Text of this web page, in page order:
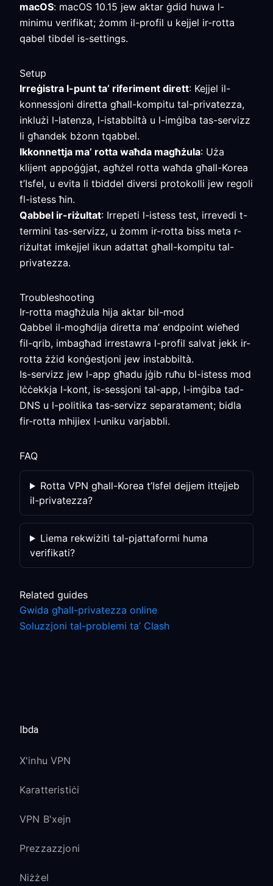
macOS: macOS 10.15 jew aktar ġdid huwa l-
minimu verifikat; żomm il-profil u kejjel ir-rotta
qabel tibdel is-settings.
Setup
Irreġistra l-punt ta’ riferiment dirett: Kejjel il-
konnessjoni diretta għall-kompitu tal-privatezza,
inklużi l-latenza, l-istabbiltà u l-imġiba tas-servizz
li għandek bżonn tqabbel.
Ikkonnettja ma’ rotta waħda magħżula: Uża
klijent appoġġjat, agħżel rotta waħda għall-Korea
t’Isfel, u evita li tbiddel diversi protokolli jew regoli
fl-istess ħin.
Qabbel ir-riżultat: Irrepeti l-istess test, irrevedi t-
termini tas-servizz, u żomm ir-rotta biss meta r-
riżultat imkejjel ikun adattat għall-kompitu tal-
privatezza.
Troubleshooting
Ir-rotta magħżula hija aktar bil-mod
Qabbel il-mogħdija diretta ma’ endpoint wieħed
fil-qrib, imbagħad irrestawra l-profil salvat jekk ir-
rotta żżid konġestjoni jew instabbiltà.
Is-servizz jew l-app għadu jġib ruħu bl-istess mod
Iċċekkja l-kont, is-sessjoni tal-app, l-imġiba tad-
DNS u l-politika tas-servizz separatament; bidla
fir-rotta mhijiex l-uniku varjabbli.
FAQ
Rotta VPN għall-Korea t’Isfel dejjem ittejjeb
il-privatezza?
Liema rekwiżiti tal-pjattaformi huma
verifikati?
Related guides
Gwida għall-privatezza online
Soluzzjoni tal-problemi ta’ Clash
Ibda
X'inhu VPN
Karatteristiċi
VPN B'xejn
Prezzazzjoni
Niżżel